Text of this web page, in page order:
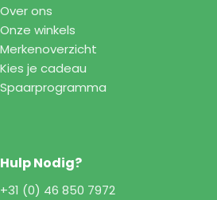
Over ons
Onze winkels
Merkenoverzicht
Kies je cadeau
Spaarprogramma
Hulp Nodig?
+31 (0) 46 850 7972